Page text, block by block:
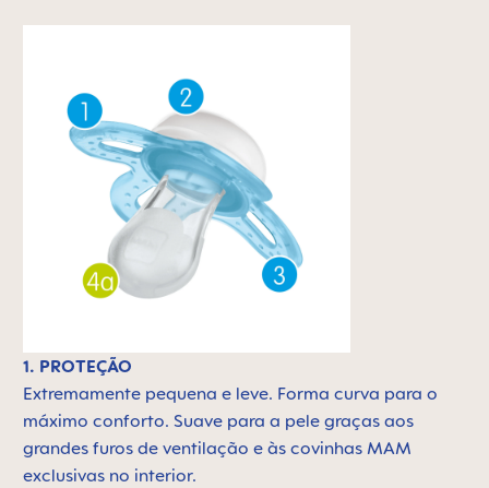
1. PROTEÇÃO
Extremamente pequena e leve. Forma curva para o
máximo conforto. Suave para a pele graças aos
grandes furos de ventilação e às covinhas MAM
exclusivas no interior.